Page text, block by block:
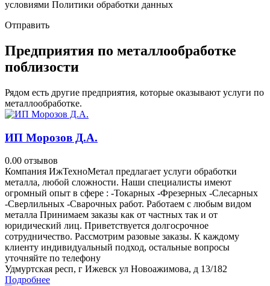
условиями Политики обработки данных
Отправить
Предприятия по металлообработке
поблизости
Рядом есть другие предприятия, которые оказывают услуги по
металлообработке.
ИП Морозов Д.А.
0.00 отзывов
Компания ИжТехноМетал предлагает услуги обработки
металла, любой сложности. Наши специалисты имеют
огромный опыт в сфере : -Токарных -Фрезерных -Слесарных
-Сверлильных -Сварочных работ. Работаем с любым видом
металла Принимаем заказы как от частных так и от
юридический лиц. Приветствуется долгосрочное
сотрудничество. Рассмотрим разовые заказы. К каждому
клиенту индивидуальный подход, остальные вопросы
уточняйте по телефону
Удмуртская респ, г Ижевск ул Новоажимова, д 13/182
Подробнее